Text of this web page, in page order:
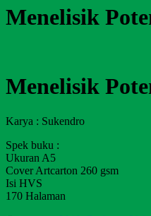
Menelisik
Menelisik
Karya : Sukendro
Spek buku :
Ukuran A5
Cover Artcarton 260 gsm
Isi HVS
170 Halaman